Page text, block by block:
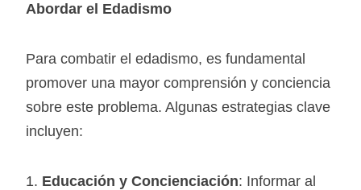
Abordar el Edadismo
Para combatir el edadismo, es fundamental
promover una mayor comprensión y conciencia
sobre este problema. Algunas estrategias clave
incluyen:
1. Educación y Concienciación: Informar al